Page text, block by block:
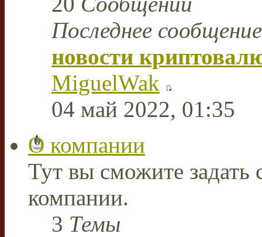
Последнее сообщение
новости
MiguelWak
04 май 2022, 01:35
О компании
Тут вы сможите
компании.
3 Темы